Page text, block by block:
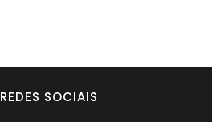
REDES SOCIAIS